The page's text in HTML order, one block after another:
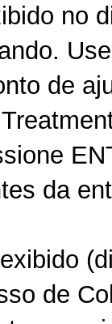
no
de
da
de